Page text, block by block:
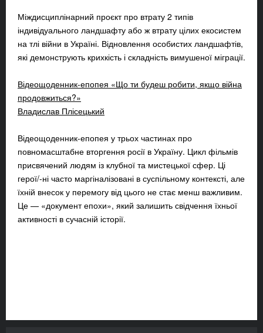
Міждисциплінарний проєкт про втрату 2 типів
індивідуального ландшафту або ж втрату цілих екосистем
на тлі війни в Україні. Відновлення особистих ландшафтів,
які демонструють крихкість і складність вимушеної міграції.
Відеощоденник-епопея «Що ти будеш робити, якщо війна
продовжиться?»
Владислав Плісецький
Відеощоденник-епопея у трьох частинах про
повномасштабне вторгення росії в Україну. Цикл фільмів
присвячений людям із клубної та мистецької сфер. Ці
герої/-ні часто маргіналізовані в суспільному контексті, але
їхній внесок у перемогу від цього не стає менш важливим.
Це — «документ епохи», який залишить свідчення їхньої
активності в сучасній історії.